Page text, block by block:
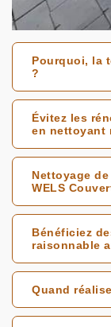
Pourquoi, la
?
Évitez les
en nettoyant
Nettoyage
WELS
Bénéficiez
raisonnable
Quand